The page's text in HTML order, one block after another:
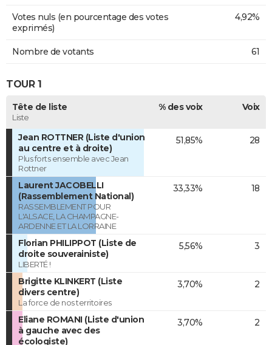
Votes nuls (en pourcentage des votes
exprimés)
4,92%
Nombre de votants 61
TOUR 1
Tête de liste
Liste
% des voix Voix
Jean ROTTNER (Liste d'union
au centre et à droite)
Plus forts ensemble avec Jean
Rottner
51,85% 28
Laurent JACOBELLI
(Rassemblement National)
RASSEMBLEMENT POUR
L'ALSACE, LA CHAMPAGNE-
ARDENNE ET LA LORRAINE
33,33% 18
Florian PHILIPPOT (Liste de
droite souverainiste)
LIBERTÉ !
5,56% 3
Brigitte KLINKERT (Liste
divers centre)
La force de nos territoires
3,70% 2
Eliane ROMANI (Liste d'union
à gauche avec des
écologiste)
3,70% 2